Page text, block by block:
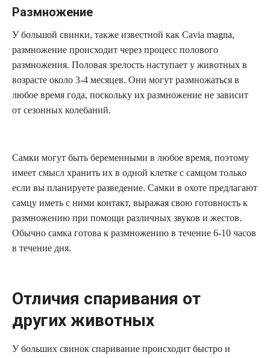
Размножение
У большой свинки, также известной как Cavia magna,
размножение происходит через процесс полового
размножения. Половая зрелость наступает у животных в
возрасте около 3-4 месяцев. Они могут размножаться в
любое время года, поскольку их размножение не зависит
от сезонных колебаний.
Самки могут быть беременными в любое время, поэтому
имеет смысл хранить их в одной клетке с самцом только
если вы планируете разведение. Самки в охоте предлагают
самцу иметь с ними контакт, выражая свою готовность к
размножению при помощи различных звуков и жестов.
Обычно самка готова к размножению в течение 6-10 часов
в течение дня.
Отличия спаривания от
других животных
У больших свинок спаривание происходит быстро и